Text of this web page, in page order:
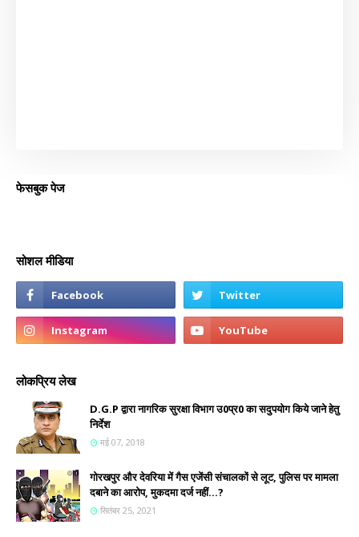
फेसबुक पेज
सोशल मीडिया
लोकप्रिय लेख
D.G.P द्वारा नागरिक सुरक्षा विभाग उ0प्र0 का सदुपयोग किये जाने हेतु
निर्देश
मई 07, 2018
गोरखपुर और देवरिया में गैस एजेंसी संचालकों से लूट, पुलिस पर मामला
दबाने का आरोप, मुकदमा दर्ज नहीं...?
सितंबर 25, 2021